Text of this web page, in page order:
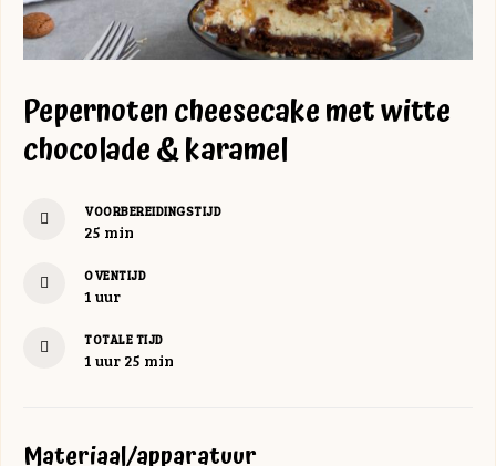
Pepernoten cheesecake met witte
chocolade & karamel
VOORBEREIDINGSTIJD
25 minuten
min
OVENTIJD
1 uur
uur
TOTALE TIJD
1 uur
uur 25 minuten
min
Materiaal/apparatuur